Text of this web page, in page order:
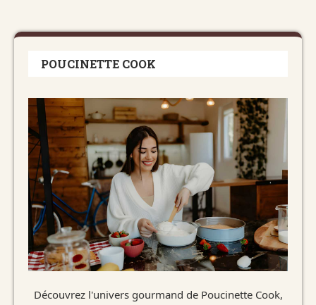
POUCINETTE COOK
Découvrez l'univers gourmand de Poucinette Cook,